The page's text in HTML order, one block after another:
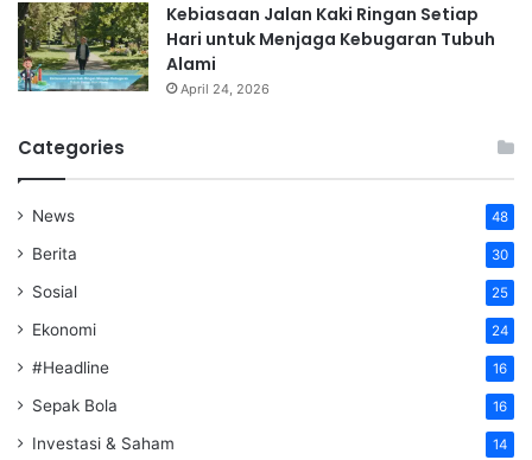
Kebiasaan Jalan Kaki Ringan Setiap
Hari untuk Menjaga Kebugaran Tubuh
Alami
April 24, 2026
Categories
News 48
Berita 30
Sosial 25
Ekonomi 24
#Headline 16
Sepak Bola 16
Investasi & Saham 14